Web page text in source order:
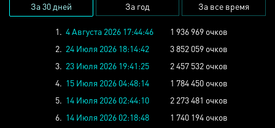
За 30 дней За год За все время
1. 4 Августа 2026 17:44:46
1 936 969 очков
2. 24 Июля 2026 18:14:42
3 852 059 очков
3. 23 Июля 2026 19:41:25
2 457 532 очков
4. 15 Июля 2026 04:48:14
1 784 450 очков
5. 14 Июля 2026 02:44:10
2 273 481 очков
6. 14 Июля 2026 02:18:48
1 740 194 очков